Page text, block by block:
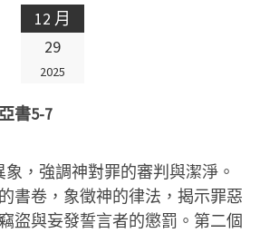
12 月
29
2025
書5-7
，強調神對罪的審判與潔淨。
書卷，象徵神的律法，揭示罪惡
盜與妄發誓言者的懲罰。第二個